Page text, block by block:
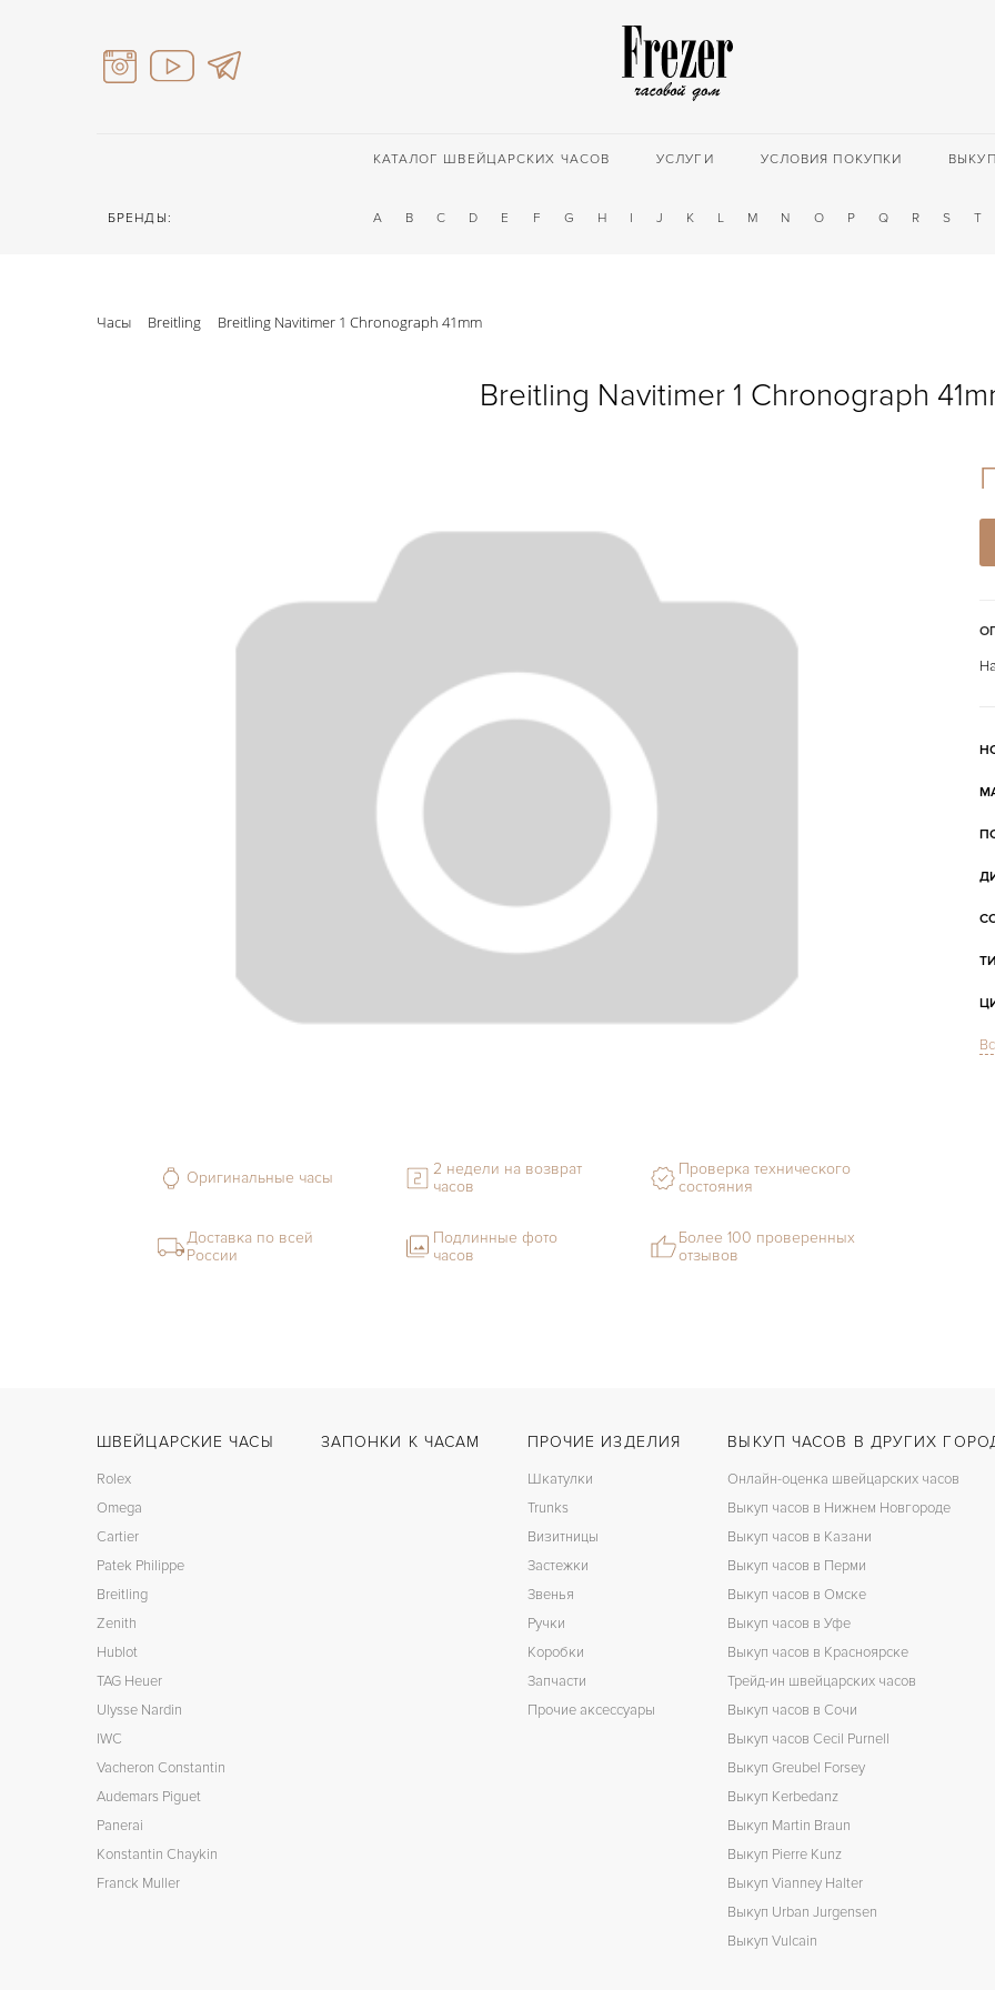
КАТАЛОГ ШВЕЙЦАРСКИХ ЧАСОВ УСЛУГИ УСЛОВИЯ ПОКУПКИ ВЫКУП
БРЕНДЫ: A B C D E F G H I J K L M N O P Q R S T
Часы Breitling Breitling Navitimer 1 Chronograph 41mm
Breitling Navitimer 1 Chronograph
Оригинальные часы
2 недели на возврат
часов
Проверка технического
состояния
Доставка по всей
России
Подлинные фото
часов
Более 100 проверенных
отзывов
ШВЕЙЦАРСКИЕ ЧАСЫ
Rolex
Omega
Cartier
Patek Philippe
Breitling
Zenith
Hublot
TAG Heuer
Ulysse Nardin
IWC
Vacheron Constantin
Audemars Piguet
Panerai
Konstantin Chaykin
Franck Muller
ЗАПОНКИ К ЧАСАМ ПРОЧИЕ ИЗДЕЛИЯ
Шкатулки
Trunks
Визитницы
Застежки
Звенья
Ручки
Коробки
Запчасти
Прочие аксессуары
ВЫКУП ЧАСОВ В ДРУГИХ
Онлайн-оценка швейцарских часов
Выкуп часов в Нижнем Новгороде
Выкуп часов в Казани
Выкуп часов в Перми
Выкуп часов в Омске
Выкуп часов в Уфе
Выкуп часов в Красноярске
Трейд-ин швейцарских часов
Выкуп часов в Сочи
Выкуп часов Cecil Purnell
Выкуп Greubel Forsey
Выкуп Kerbedanz
Выкуп Martin Braun
Выкуп Pierre Kunz
Выкуп Vianney Halter
Выкуп Urban Jurgensen
Выкуп Vulcain